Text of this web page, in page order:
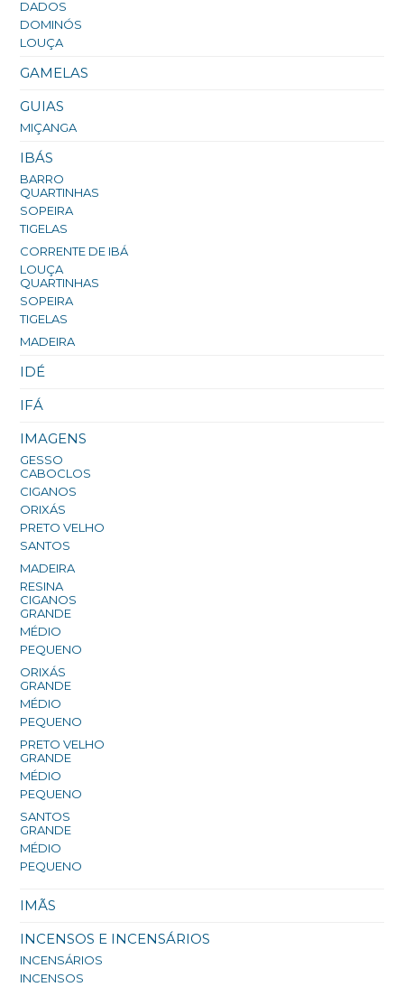
DADOS
DOMINÓS
LOUÇA
GAMELAS
GUIAS
MIÇANGA
IBÁS
BARRO
QUARTINHAS
SOPEIRA
TIGELAS
CORRENTE DE IBÁ
LOUÇA
QUARTINHAS
SOPEIRA
TIGELAS
MADEIRA
IDÉ
IFÁ
IMAGENS
GESSO
CABOCLOS
CIGANOS
ORIXÁS
PRETO VELHO
SANTOS
MADEIRA
RESINA
CIGANOS
GRANDE
MÉDIO
PEQUENO
ORIXÁS
GRANDE
MÉDIO
PEQUENO
PRETO VELHO
GRANDE
MÉDIO
PEQUENO
SANTOS
GRANDE
MÉDIO
PEQUENO
IMÃS
INCENSOS E INCENSÁRIOS
INCENSÁRIOS
INCENSOS